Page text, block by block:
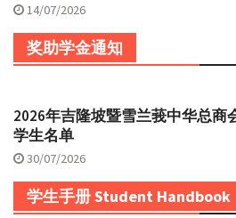
14/07/2026
奖助学金通知
2026年吉隆坡暨雪兰莪中华总商
学生名单
30/07/2026
学生手册 Student Handbook